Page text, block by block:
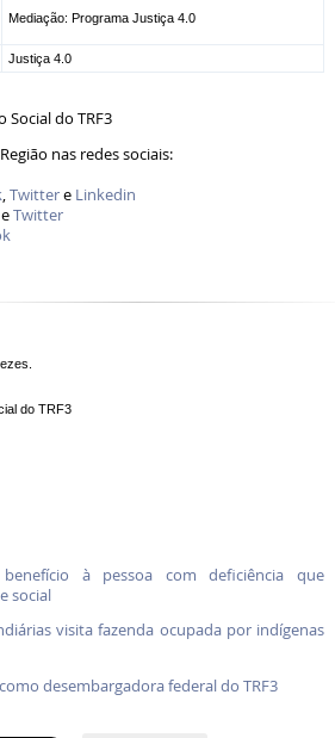
Mediação: Programa Justiça 4.0
Justiça 4.0
Social do TRF3
nas redes sociais:
,Twittere Linkedin
Twitter
do TRF3
benefício à pessoa com deficiência que
social
visita fazenda ocupada por indígenas
desembargadora federal do TRF3